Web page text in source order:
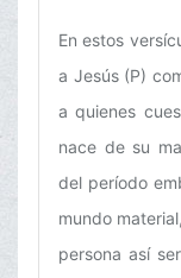
En estos
a Jesús (P)
a quienes
nace de su
del período
mundo
persona así